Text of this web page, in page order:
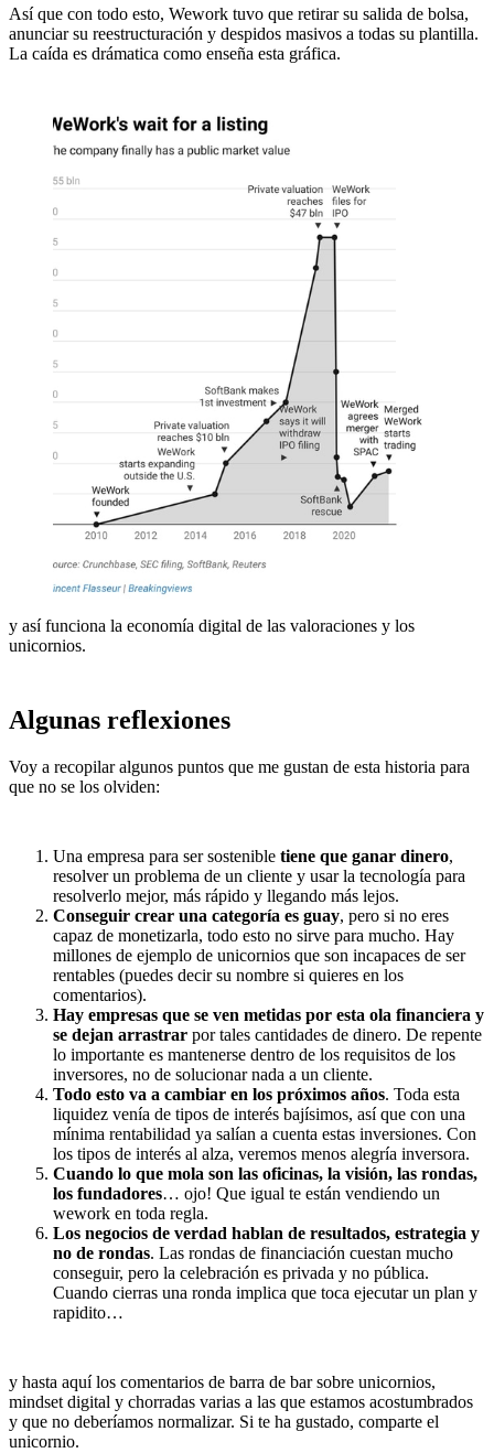
Así que con todo esto, Wework tuvo que retirar su salida de bolsa,
anunciar su reestructuración y despidos masivos a todas su plantilla.
La caída es drámatica como enseña esta gráfica.
y así funciona la economía digital de las valoraciones y los
unicornios.
Algunas reflexiones
Voy a recopilar algunos puntos que me gustan de esta historia para
que no se los olviden:
Una empresa para ser sostenible tiene que ganar dinero,
resolver un problema de un cliente y usar la tecnología para
resolverlo mejor, más rápido y llegando más lejos.
Conseguir crear una categoría es guay, pero si no eres
capaz de monetizarla, todo esto no sirve para mucho. Hay
millones de ejemplo de unicornios que son incapaces de ser
rentables (puedes decir su nombre si quieres en los
comentarios).
Hay empresas que se ven metidas por esta ola financiera y
se dejan arrastrar por tales cantidades de dinero. De repente
lo importante es mantenerse dentro de los requisitos de los
inversores, no de solucionar nada a un cliente.
Todo esto va a cambiar en los próximos años. Toda esta
liquidez venía de tipos de interés bajísimos, así que con una
mínima rentabilidad ya salían a cuenta estas inversiones. Con
los tipos de interés al alza, veremos menos alegría inversora.
Cuando lo que mola son las oficinas, la visión, las rondas,
los fundadores… ojo! Que igual te están vendiendo un
wework en toda regla.
Los negocios de verdad hablan de resultados, estrategia y
no de rondas. Las rondas de financiación cuestan mucho
conseguir, pero la celebración es privada y no pública.
Cuando cierras una ronda implica que toca ejecutar un plan y
rapidito…
y hasta aquí los comentarios de barra de bar sobre unicornios,
mindset digital y chorradas varias a las que estamos acostumbrados
y que no deberíamos normalizar. Si te ha gustado, comparte el
unicornio.